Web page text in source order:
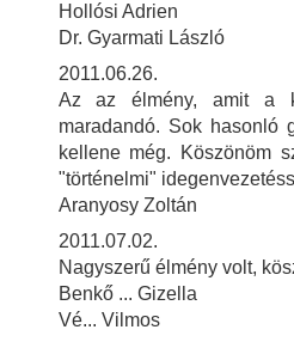
Hollósi Adrien
Dr. Gyarmati László
2011.06.26.
Az az élmény, amit a
maradandó. Sok hasonló
kellene még. Köszönöm
"történelmi"
Aranyosy Zoltán
2011.07.02.
Nagyszerű élmény volt,
Benkő ... Gizella
Vé... Vilmos